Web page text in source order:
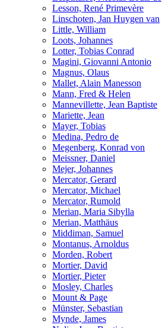
Lesson, René Primevère
Linschoten, Jan Huygen van
Little, William
Loots, Johannes
Lotter, Tobias Conrad
Magini, Giovanni Antonio
Magnus, Olaus
Mallet, Alain Manesson
Mann, Fred & Helen
Mannevillette, Jean Baptiste
Mariette, Jean
Mayer, Tobias
Medina, Pedro de
Megenberg, Konrad von
Meissner, Daniel
Mejer, Johannes
Mercator, Gerard
Mercator, Michael
Mercator, Rumold
Merian, Maria Sibylla
Merian, Matthäus
Middiman, Samuel
Montanus, Arnoldus
Morden, Robert
Mortier, David
Mortier, Pieter
Mosley, Charles
Mount & Page
Münster, Sebastian
Mynde, James